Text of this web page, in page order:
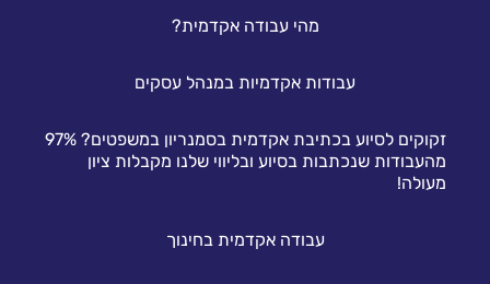
מהי עבודה אקדמית?
עבודות אקדמיות במנהל עסקים
זקוקים לסיוע בכתיבת אקדמית בסמנריון במשפטים? 97%
מהעבודות שנכתבות בסיוע ובליווי שלנו מקבלות ציון
מעולה!
עבודה אקדמית בחינוך